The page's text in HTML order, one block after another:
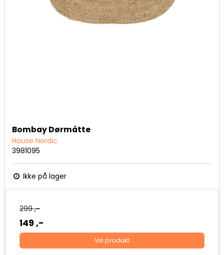
Bombay Dørmåtte
House Nordic
3981095
Ikke på lager
299 ,-
149 ,-
Vis produkt